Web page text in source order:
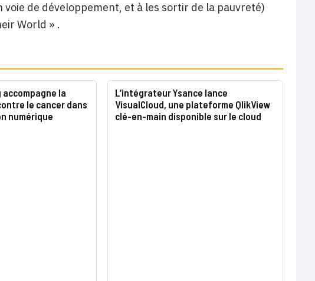
de développement, et à les sortir de la pauvreté)
World » .
la
le cancer dans
numérique
L’intégrateur Ysance lance
VisualCloud, une plateforme QlikView
clé-en-main disponible sur le cloud